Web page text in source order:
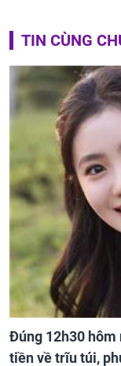
TIN CÙNG
Đúng 12h30 hôm
tiền về trĩu túi,